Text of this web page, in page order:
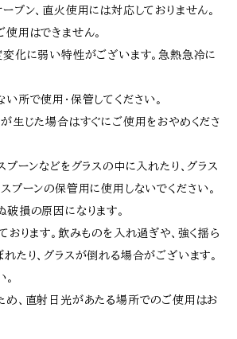
ブン、直火使用には対応しておりません。
用はできません。
変化に弱い特性がございます。急熱急冷に
所で使用・保管してください。
が生じた場合はすぐにご使用をおやめくださ
プーンなどをグラスの中に入れたり、グラス
プーンの保管用に使用しないでください。
損の原因になります。
おります。飲みものを入れ過ぎや、強く揺ら
たり、グラスが倒れる場合がございます。
め、直射日光があたる場所でのご使用はお